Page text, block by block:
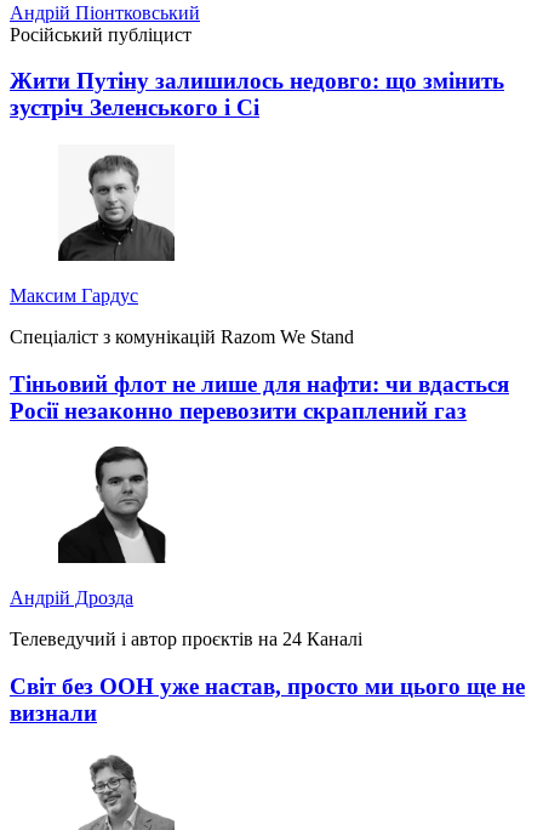
Андрій Піонтковський
Російський публіцист
Жити Путіну залишилось недовго: що змінить
зустріч Зеленського і Сі
Максим Гардус
Спеціаліст з комунікацій Razom We Stand
Тіньовий флот не лише для нафти: чи вдасться
Росії незаконно перевозити скраплений газ
Андрій Дрозда
Телеведучий і автор проєктів на 24 Каналі
Світ без ООН уже настав, просто ми цього ще не
визнали